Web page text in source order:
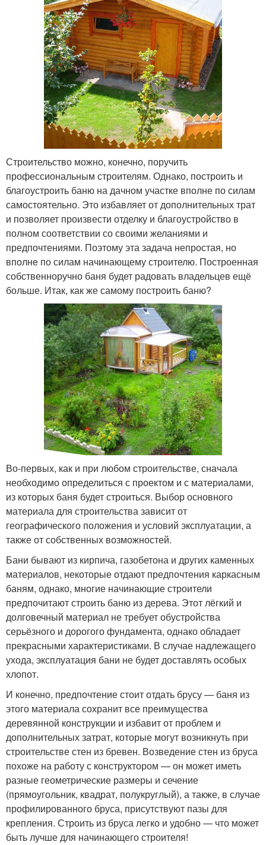
Строительство можно, конечно, поручить
профессиональным строителям. Однако, построить и
благоустроить баню на дачном участке вполне по силам
самостоятельно. Это избавляет от дополнительных трат
и позволяет произвести отделку и благоустройство в
полном соответствии со своими желаниями и
предпочтениями. Поэтому эта задача непростая, но
вполне по силам начинающему строителю. Построенная
собственноручно баня будет радовать владельцев ещё
больше. Итак, как же самому построить баню?
Во-первых, как и при любом строительстве, сначала
необходимо определиться с проектом и с материалами,
из которых баня будет строиться. Выбор основного
материала для строительства зависит от
географического положения и условий эксплуатации, а
также от собственных возможностей.
Бани бывают из кирпича, газобетона и других каменных
материалов, некоторые отдают предпочтения каркасным
баням, однако, многие начинающие строители
предпочитают строить баню из дерева. Этот лёгкий и
долговечный материал не требует обустройства
серьёзного и дорогого фундамента, однако обладает
прекрасными характеристиками. В случае надлежащего
ухода, эксплуатация бани не будет доставлять особых
хлопот.
И конечно, предпочтение стоит отдать брусу — баня из
этого материала сохранит все преимущества
деревянной конструкции и избавит от проблем и
дополнительных затрат, которые могут возникнуть при
строительстве стен из бревен. Возведение стен из бруса
похоже на работу с конструктором — он может иметь
разные геометрические размеры и сечение
(прямоугольник, квадрат, полукруглый), а также, в случае
профилированного бруса, присутствуют пазы для
крепления. Строить из бруса легко и удобно — что может
быть лучше для начинающего строителя!